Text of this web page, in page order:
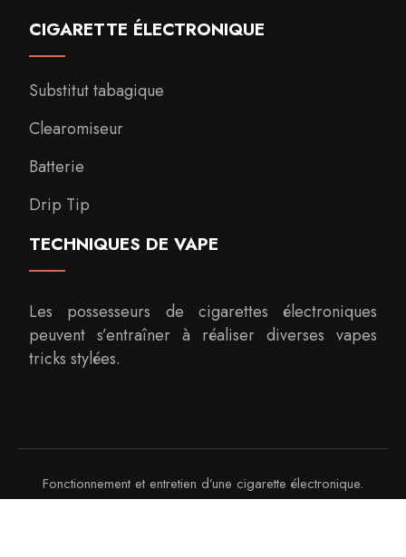
CIGARETTE ÉLECTRONIQUE
Substitut tabagique
Clearomiseur
Batterie
Drip Tip
TECHNIQUES DE VAPE
Les possesseurs de cigarettes électroniques
peuvent s’entraîner à réaliser diverses vapes
tricks stylées.
Fonctionnement et entretien d’une cigarette électronique.